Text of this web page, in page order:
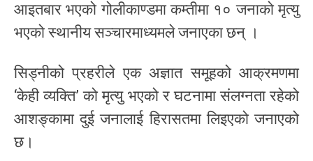
आइतबार भएको गोलीकाण्डमा कम्तीमा १० जनाको मृत्यु
भएको स्थानीय सञ्चारमाध्यमले जनाएका छन् ।
सिड्नीको प्रहरीले एक अज्ञात समूहको आक्रमणमा
‘केही व्यक्ति’ को मृत्यु भएको र घटनामा संलग्नता रहेको
आशङ्कामा दुई जनालाई हिरासतमा लिइएको जनाएको
छ।